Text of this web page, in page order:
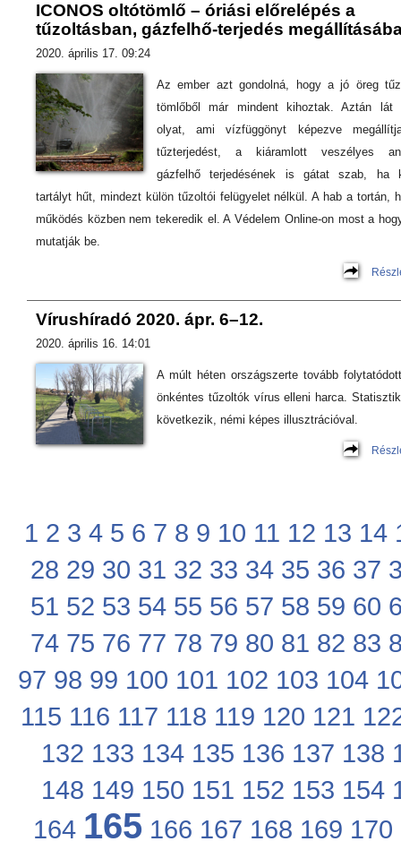
ICONOS oltótömlő – óriási előrelépés a
tűzoltásban, gázfelhő-terjedés
2020. április 17. 09:24
Az ember azt gondolná, hogy a jó öreg
tömlőből már mindent kihoztak. Aztán lát
olyat, ami vízfüggönyt képezve
tűzterjedést, a kiáramlott veszélyes
gázfelhő terjedésének is gátat szab, ha
tartályt hűt, mindezt külön tűzoltói felügyelet nélkül. A hab a tortán,
működés közben nem tekeredik el. A Védelem Online-on most a
mutatják be.
Vírushíradó 2020. ápr. 6–12.
2020. április 16. 14:01
A múlt héten országszerte tovább
önkéntes tűzoltók vírus elleni harca.
következik, némi képes illusztrációval.
1 2 3 4 5 6 7 8 9 10 11 12 13 14
28 29 30 31 32 33 34 35 36 37
51 52 53 54 55 56 57 58 59 60
74 75 76 77 78 79 80 81 82 83
97 98 99 100 101 102 103 104
115 116 117 118 119 120 121
132 133 134 135 136 137 138
148 149 150 151 152 153 154
164 165 166 167 168 169 170